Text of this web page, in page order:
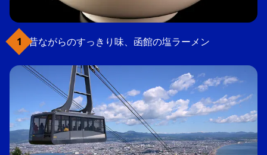
昔ながらのすっきり味、函館の塩ラーメン